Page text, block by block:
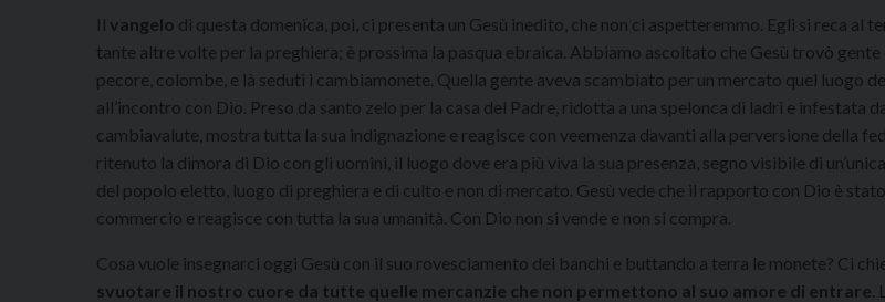
Il vangelo di questa domenica, poi, ci presenta un Gesù inedito, che non ci aspetteremmo. Egli si reca al
tante altre volte per la preghiera; è prossima la pasqua ebraica. Abbiamo ascoltato che Gesù trovò gente
pecore, colombe, e là seduti i cambiamonete. Quella gente aveva scambiato per un mercato quel luogo
all’incontro con Dio. Preso da santo zelo per la casa del Padre, ridotta a una spelonca di ladri e infestata
cambiavalute, mostra tutta la sua indignazione e reagisce con veemenza davanti alla perversione della
ritenuto la dimora di Dio con gli uomini, il luogo dove era più viva la sua presenza, segno visibile di
del popolo eletto, luogo di preghiera e di culto e non di mercato. Gesù vede che il rapporto con Dio è
commercio e reagisce con tutta la sua umanità. Con Dio non si vende e non si compra.
Cosa vuole insegnarci oggi Gesù con il suo rovesciamento dei banchi e buttando a terra le monete? Ci
svuotare il nostro cuore da tutte quelle mercanzie che non permettono al suo amore di entrare